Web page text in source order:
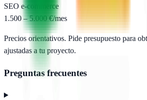
SEO e-commerce
1.500 – 5.000 €/mes
Precios orientativos. Pide presupuesto para
ajustadas a tu proyecto.
Preguntas frecuentes